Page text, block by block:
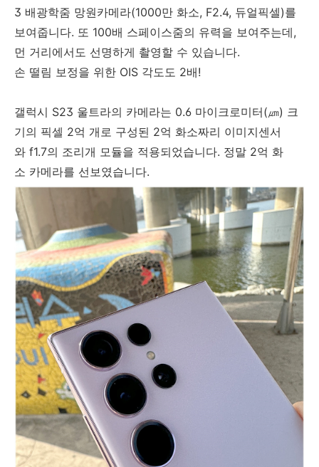
3 배광학줌 망원카메라(1000만 화소, F2.4, 듀얼픽셀)를
보여줍니다. 또 100배 스페이스줌의 유력을 보여주는데,
먼 거리에서도 선명하게 촬영할 수 있습니다.
손 떨림 보정을 위한 OIS 각도도 2배!
갤럭시 S23 울트라의 카메라는 0.6 마이크로미터(㎛) 크
기의 픽셀 2억 개로 구성된 2억 화소짜리 이미지센서
와 f1.7의 조리개 모듈을 적용되었습니다. 정말 2억 화
소 카메라를 선보였습니다.